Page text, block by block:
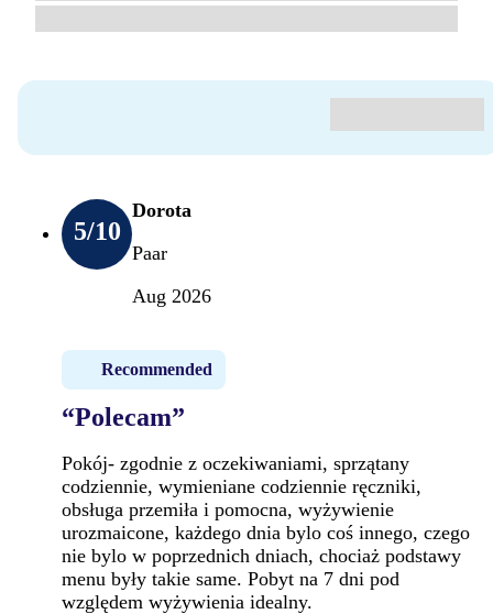
5/10
Dorota
Paar
Aug 2026
Recommended
“Polecam”
Pokój- zgodnie z oczekiwaniami, sprzątany
codziennie, wymieniane codziennie ręczniki,
obsługa przemiła i pomocna, wyżywienie
urozmaicone, każdego dnia bylo coś innego, czego
nie bylo w poprzednich dniach, chociaż podstawy
menu były takie same. Pobyt na 7 dni pod
względem wyżywienia idealny.